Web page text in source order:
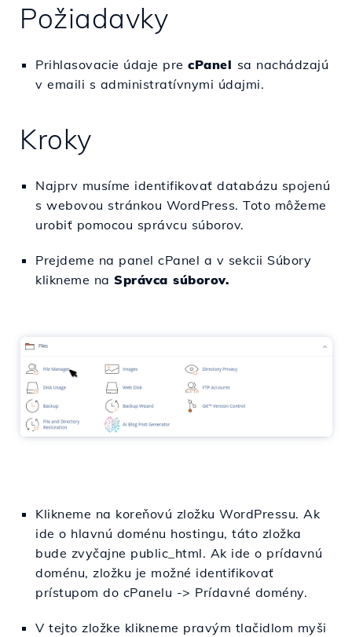
Požiadavky
Prihlasovacie údaje pre cPanel sa nachádzajú
v emaili s administratívnymi údajmi.
Kroky
Najprv musíme identifikovať databázu spojenú
s webovou stránkou WordPress. Toto môžeme
urobiť pomocou správcu súborov.
Prejdeme na panel cPanel a v sekcii Súbory
klikneme na Správca súborov.
Klikneme na koreňovú zložku WordPressu. Ak
ide o hlavnú doménu hostingu, táto zložka
bude zvyčajne public_html. Ak ide o prídavnú
doménu, zložku je možné identifikovať
prístupom do cPanelu -> Prídavné domény.
V tejto zložke klikneme pravým tlačidlom myši